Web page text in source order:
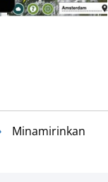
Minamirinkan